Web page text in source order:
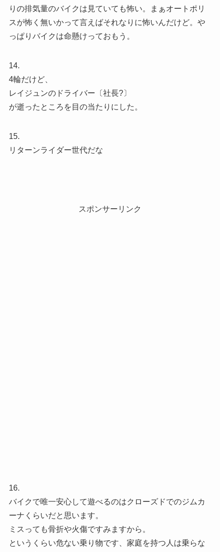
りの排気量のバイクは見ていても怖い。まぁオートポリ
スが怖く無いかって言えばそれなりに怖いんだけど。や
っぱりバイクは命懸けっておもう。
14.
4輪だけど、
レイジュンのドライバー〔社長?〕
が逝ったところを目の当たりにした。
15.
リターンライダー世代だな
スポンサーリンク
16.
バイクで唯一安心して遊べるのはクローズドでのジムカ
ーナくらいだと思います。
ミスっても骨折や火傷ですみますから。
というくらい危ない乗り物です、家庭を持つ人は乗らな